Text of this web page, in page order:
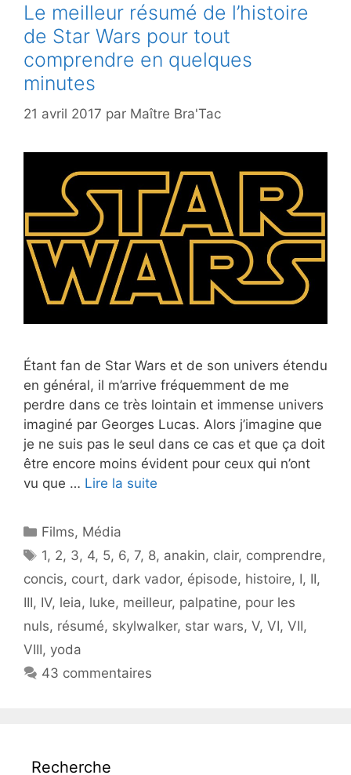
Le meilleur résumé de l’histoire
de Star Wars pour tout
comprendre en quelques
minutes
21 avril 2017 par Maître Bra'Tac
Étant fan de Star Wars et de son univers étendu
en général, il m’arrive fréquemment de me
perdre dans ce très lointain et immense univers
imaginé par Georges Lucas. Alors j’imagine que
je ne suis pas le seul dans ce cas et que ça doit
être encore moins évident pour ceux qui n’ont
vu que … Lire la suite
Catégories
Films, Média
Étiquettes
1, 2, 3, 4, 5, 6,7, 8, anakin, clair, comprendre,
concis, court, dark vador, épisode, histoire, I, II,
III, IV, leia, luke, meilleur, palpatine, pour les
nuls, résumé, skylwalker, star wars, V, VI, VII,
VIII, yoda
43 commentaires
Recherche